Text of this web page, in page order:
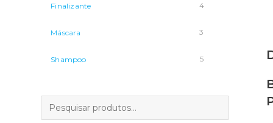
Finalizante 4
Máscara 3
Shampoo 5